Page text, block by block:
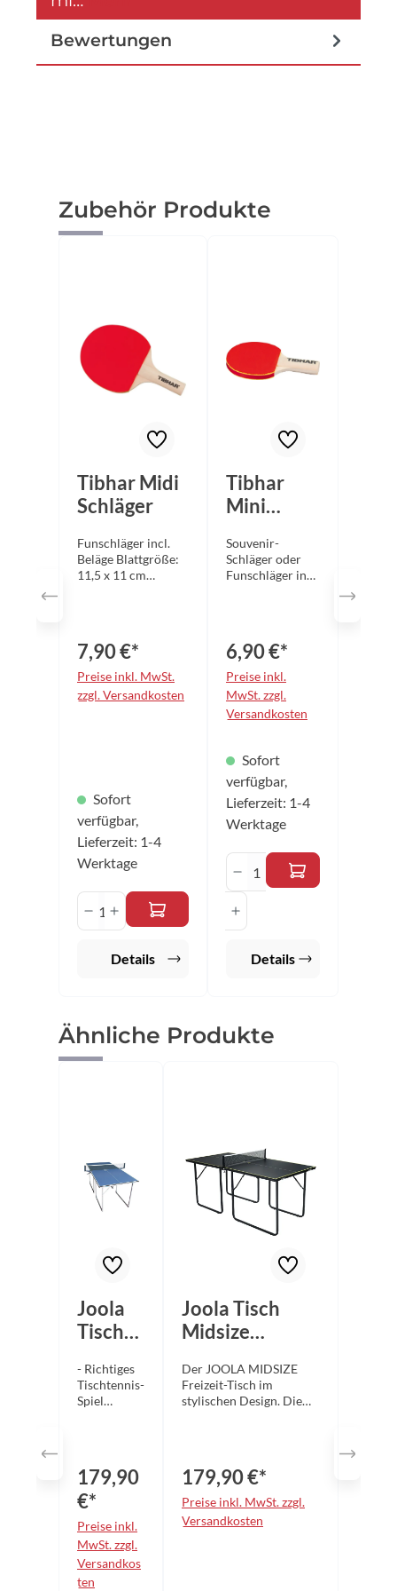
Bewertungen
Produktgalerie überspringen
Zubehör Produkte
Tibhar Midi
Schläger
Funschläger incl.
Beläge Blattgröße:
11,5 x 11 cm
7,90 €*
Preise inkl. MwSt.
zzgl. Versandkosten
Sofort
verfügbar,
Lieferzeit: 1-4
Werktage
Produkt Anzahl: Gib den
Details
Tibhar
Mini
Souvenir-
Schläger oder
Funschläger incl.
6,90 €*
Preise inkl.
MwSt. zzgl.
Versandkosten
Sofort
verfügbar,
Lieferzeit: 1-4
Werktage
Produkt Anzahl:
Details
Produktgalerie überspringen
Ähnliche Produkte
Joola
Tisch
e blau
- Richtiges
Tischtennis-
Spiel
nissen. -
inkl.
Netzgarnitu
r - Maße:
168 cm x 84
cm, Höhe
76 cm Zzgl.
179,90
€*
Preise inkl.
MwSt. zzgl.
Versandkos
ten
Joola Tisch
Midsize
Der JOOLA MIDSIZE
Freizeit-Tisch im
stylischen Design. Die
machen den Tisch zum
absoluten Hingucker. Er
eignet sich aufgrund der
geringen Maße optimal
179,90 €*
Preise inkl. MwSt. zzgl.
Versandkosten